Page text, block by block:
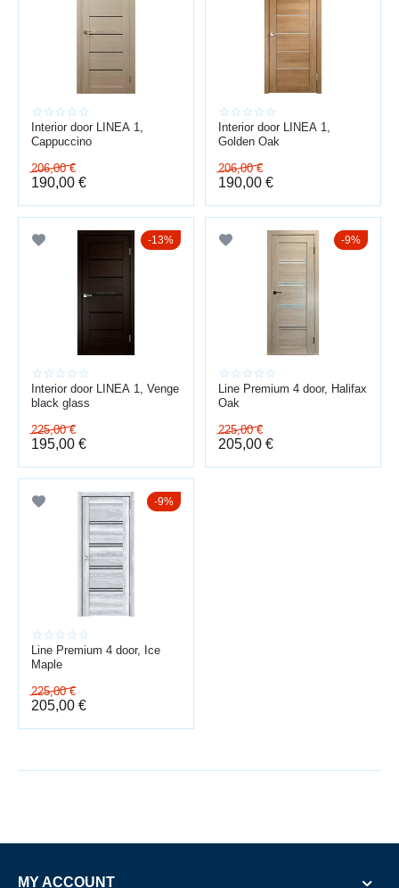
Interior door LINEA 1,
Cappuccino
206,00 €
190,00 €
Interior door LINEA 1,
Golden Oak
206,00 €
190,00 €
13%
Interior door LINEA 1, Venge
black glass
225,00 €
195,00 €
9%
Line Premium 4 door, Halifax
Oak
225,00 €
205,00 €
9%
Line Premium 4 door, Ice
Maple
225,00 €
205,00 €
MY ACCOUNT